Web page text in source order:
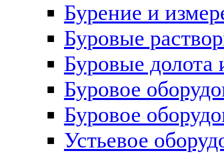
Бурение и
Буровые
Буровые долота
Буровое
Буровое
Устьевое